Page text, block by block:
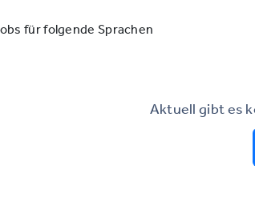
für folgende Sprachen
Aktuell gibt es